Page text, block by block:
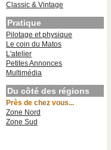
Classic & Vintage
Pratique
Pilotage et physique
Le coin du Matos
L'atelier
Petites Annonces
Multimédia
Du côté des régions
Près de chez vous...
Zone Nord
Zone Sud